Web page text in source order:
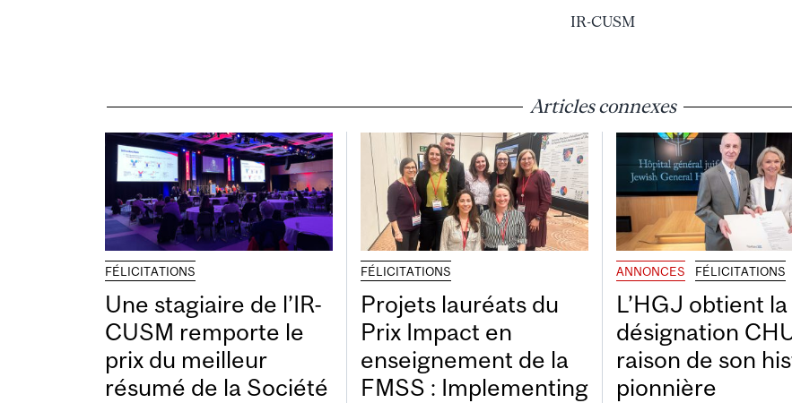
IR-CUSM
Articles connexes
FÉLICITATIONS
Une stagiaire de l’IR-
CUSM remporte le
prix du meilleur
résumé de la Société
FÉLICITATIONS
Projets lauréats du
Prix Impact en
enseignement de la
FMSS : Implementing
ANNONCES FÉLICITATIONS
L’HGJ obtient la
désignation
raison de son
pionnière